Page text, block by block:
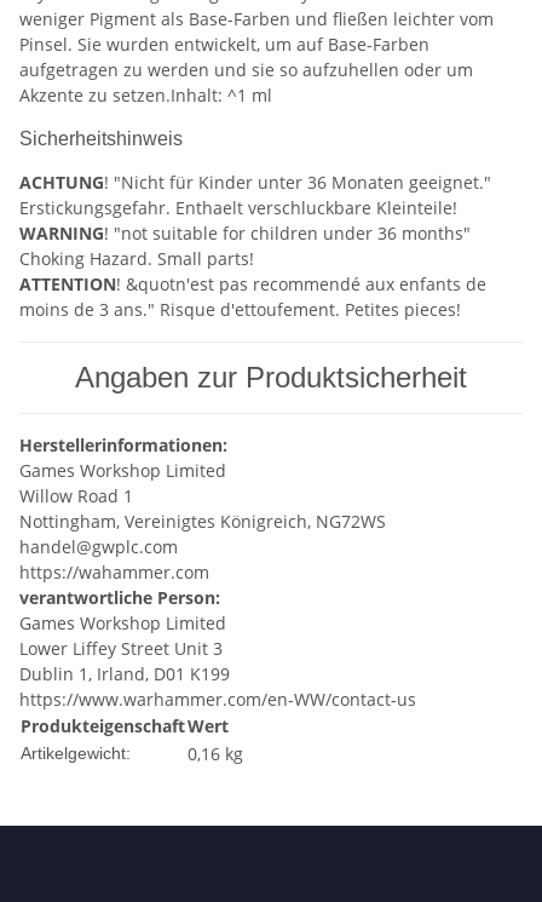
weniger Pigment als Base-Farben und fließen leichter vom
Pinsel. Sie wurden entwickelt, um auf Base-Farben
aufgetragen zu werden und sie so aufzuhellen oder um
Akzente zu setzen.Inhalt: ^1 ml
Sicherheitshinweis
ACHTUNG! "Nicht für Kinder unter 36 Monaten geeignet."
Erstickungsgefahr. Enthaelt verschluckbare Kleinteile!
WARNING! "not suitable for children under 36 months"
Choking Hazard. Small parts!
ATTENTION! &quotn'est pas recommendé aux enfants de
moins de 3 ans." Risque d'ettoufement. Petites pieces!
Angaben zur Produktsicherheit
Herstellerinformationen:
Games Workshop Limited
Willow Road 1
Nottingham, Vereinigtes Königreich, NG72WS
handel@gwplc.com
https://wahammer.com
verantwortliche Person:
Games Workshop Limited
Lower Liffey Street Unit 3
Dublin 1, Irland, D01 K199
https://www.warhammer.com/en-WW/contact-us
ProdukteigenschaftWert
Artikelgewicht: 0,16 kg